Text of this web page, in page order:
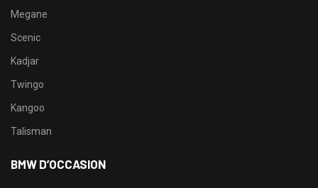
Megane
Scenic
Kadjar
Twingo
Kangoo
Talisman
BMW D’OCCASION